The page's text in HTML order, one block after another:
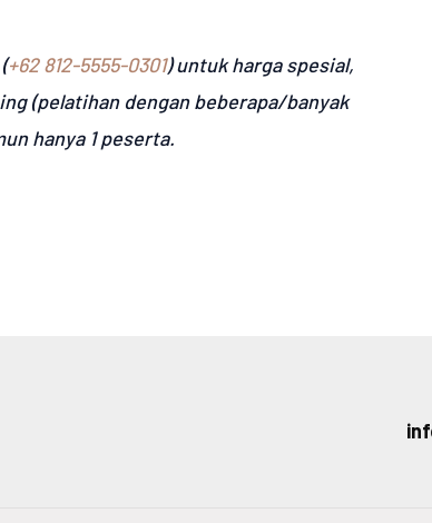
(+62 812-5555-0301) untuk harga spesial,
(pelatihan dengan beberapa/banyak
hanya 1 peserta.